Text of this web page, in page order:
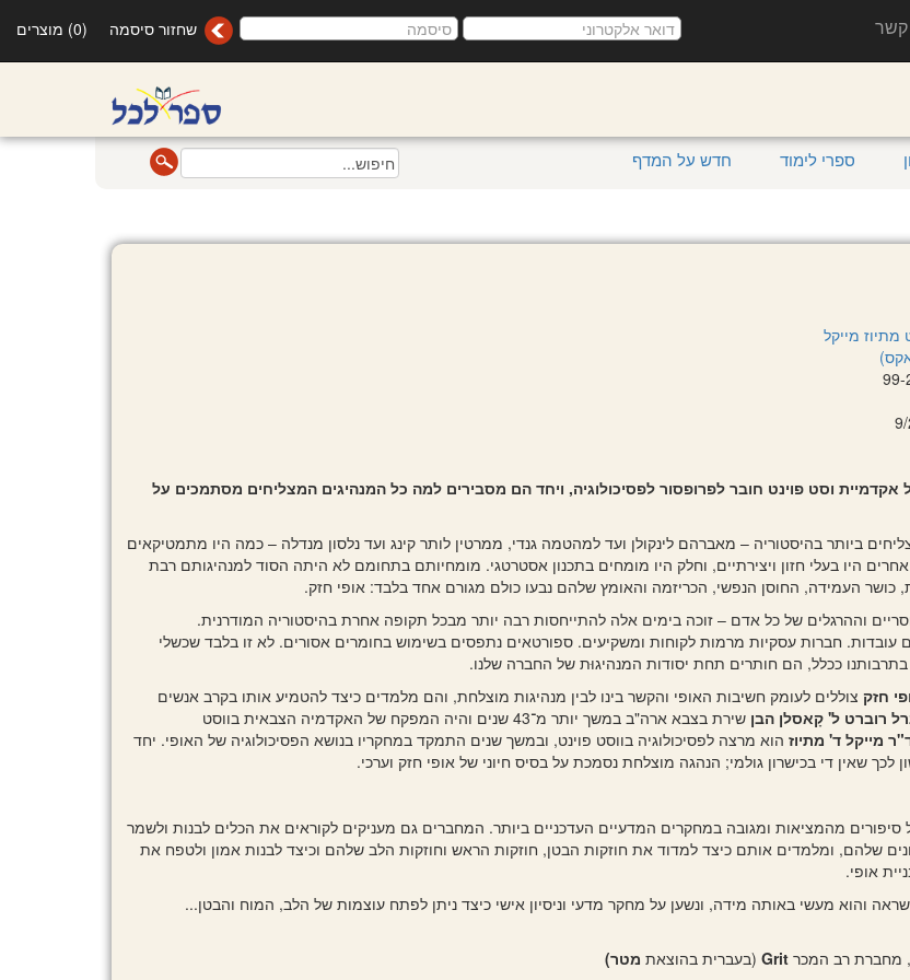
קשר שחזור סיסמה (0) מוצרים
ספרי לימוד חדש על המדף
מתיוז מייקל
וסט פוינט חובר לפרופסור לפסיכולוגיה, ויחד הם מסבירים למה כל המנהיגים המצליחים מסתמכים על
ביותר בהיסטוריה – מאברהם לינקולן ועד למהטמה גנדי, ממרטין לותר קינג ועד נלסון מנדלה – כמה היו מתמטיקאים
אחרים היו בעלי חזון ויצירתיים, וחלק היו מומחים בתכנון אסטרטגי. מומחיותם בתחומם לא היתה הסוד למנהיגותם רבת
כושר העמידה, החוסן הנפשי, הכריזמה והאומץ שלהם נבעו כולם מגורם אחד בלבד: אופי חזק.
וההרגלים של כל אדם – זוכה בימים אלה להתייחסות רבה יותר מבכל תקופה אחרת בהיסטוריה המודרנית.
עובדות. חברות עסקיות מרמות לקוחות ומשקיעים. ספורטאים נתפסים בשימוש בחומרים אסורים. לא זו בלבד שכשלי
בתרבותנו ככלל, הם חותרים תחת יסודות המנהיגוּת של החברה שלנו.
חזק צוללים לעומק חשיבות האופי והקשר בינו לבין מנהיגות מוצלחת, והם מלמדים כיצד להטמיע אותו בקרב אנשים
רוברט ל' קָאסלן הבן
שירת בצבא ארה"ב במשך יותר מ־43 שנים והיה המפקח של האקדמיה הצבאית בווסט
מייקל ד' מתיוז הוא מרצה לפסיכולוגיה בווסט פוינט, ובמשך שנים התמקד במחקריו בנושא הפסיכולוגיה של האופי. יחד
לכך שאין די בכישרון גולמי; הנהגה מוצלחת נסמכת על בסיס חיוני של אופי חזק וערכי.
סיפורים מהמציאות ומגובה במחקרים המדעיים העדכניים ביותר. המחברים גם מעניקים לקוראים את הכלים לבנות ולשמר
שלהם, ומלמדים אותם כיצד למדוד את חוזקות הבטן, חוזקות הראש וחוזקות הלב שלהם וכיצד לבנות אמון ולטפח את
אופי.
והוא מעשי באותה מידה, ונשען על מחקר מדעי וניסיון אישי כיצד ניתן לפתח עוצמות של הלב, המוח והבטן...
, מחברת רב המכר Grit (בעברית בהוצאת מטר)